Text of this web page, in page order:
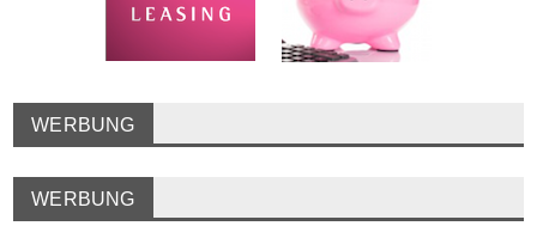
WERBUNG
WERBUNG